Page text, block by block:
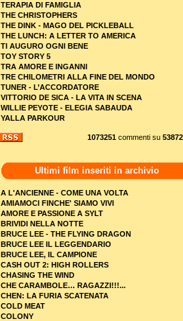
TERAPIA DI FAMIGLIA
THE CHRISTOPHERS
THE DINK - MAGO DEL PICKLEBALL
THE LUNCH: A LETTER TO AMERICA
TI AUGURO OGNI BENE
TOY STORY 5
TRA AMORE E INGANNI
TRE CHILOMETRI ALLA FINE DEL MONDO
TUNER - L’ACCORDATORE
VITTORIO DE SICA - LA VITA IN SCENA
WILLIE PEYOTE - ELEGIA SABAUDA
YALLA PARKOUR
1073251 commenti su 53872
Ultimi film inseriti in archivio
A L'ANCIENNE - COME UNA VOLTA
AMIAMOCI FINCHE' SIAMO VIVI
AMORE E PASSIONE A SYLT
BRIVIDI NELLA NOTTE
BRUCE LEE - THE FLYING DRAGON
BRUCE LEE IL LEGGENDARIO
BRUCE LEE, IL CAMPIONE
CASH OUT 2: HIGH ROLLERS
CHASING THE WIND
CHE CARAMBOLE… RAGAZZI!!!...
CHEN: LA FURIA SCATENATA
COLD MEAT
COLONY